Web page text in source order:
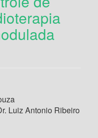
Luiz Antonio Ribeiro